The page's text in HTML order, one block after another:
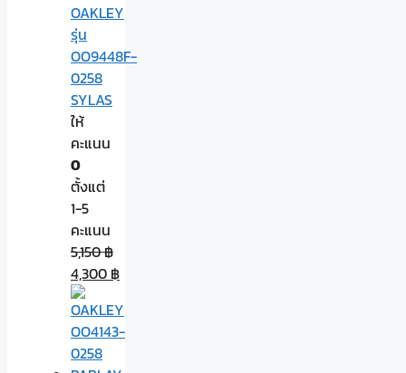
OAKLEY
รุ่น
OO9448F-
0258
SYLAS
ให้
คะแนน
0
ตั้งแต่
1-5
คะแนน
5,150฿
4,300 ฿